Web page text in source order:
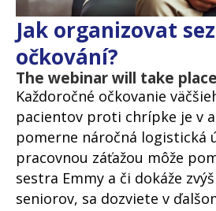
Jak organizovat
očkování?
The webinar will take
Každoročné očkovanie
pacientov proti chrípke je v
pomerne náročná logistická
pracovnou záťažou môže
sestra Emmy a či dokáže
seniorov, sa dozviete v